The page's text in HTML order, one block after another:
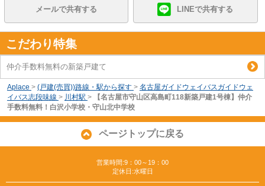
メールで共有する LINEで共有する
こだわり特集
仲介手数料無料の新築戸建て
Aplace > (戸建(売買))路線・駅から探す > 名古屋ガイドウェイバスガイドウェ
イバス志段味線 > 川村駅 >
【名古屋市守山区高島町118新築戸建1号棟】仲介
手数料無料！白沢小学校・守山北中学校
ページトップに戻る
営業時間:9：00～19：00
定休日:水曜日